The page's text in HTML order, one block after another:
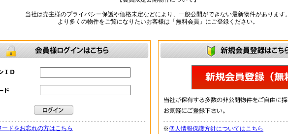
当社は売主様のプライバシー保護や価格未定などにより、一般公開ができない最新物件があります。
より多くの物件をご覧になりたいお客様は「無料会員」にご登録ください。
ードをお忘れの方はこちら ※個人情報保護方針についてはこちら